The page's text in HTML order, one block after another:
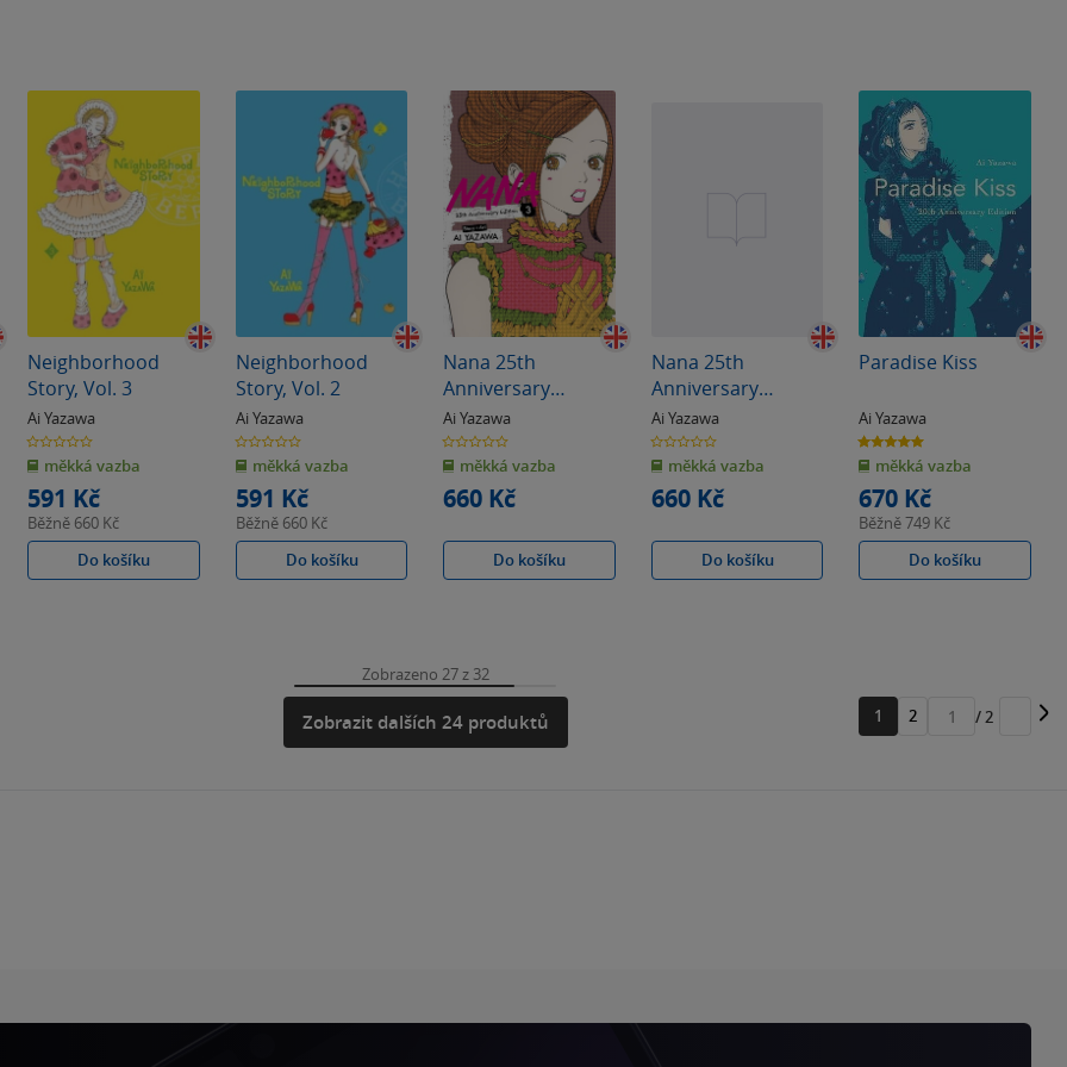
Neighborhood
Story, Vol. 3
Ai Yazawa
0.0
z
5
hvězdiček
měkká vazba
591 Kč
Běžně 660 Kč
Do košíku
Neighborhood
Story, Vol. 2
Ai Yazawa
0.0
z
5
hvězdiček
měkká vazba
591 Kč
Běžně 660 Kč
Do košíku
Nana 25th
Anniversary
Edition, Vol. 3
Ai Yazawa
0.0
z
5
hvězdiček
měkká vazba
660 Kč
Do košíku
Nana 25th
Anniversary
Edition, Vol. 4
Ai Yazawa
0.0
z
5
hvězdiček
měkká vazba
660 Kč
Do košíku
Paradise Kiss
Ai Yazawa
5.0
z
5
hvězdiček
měkká vazba
670 Kč
Běžně749 Kč
Do košíku
Zobrazeno 27 z 32
Zobrazit dalších 24 produktů 1 2
Přejít
/ 2